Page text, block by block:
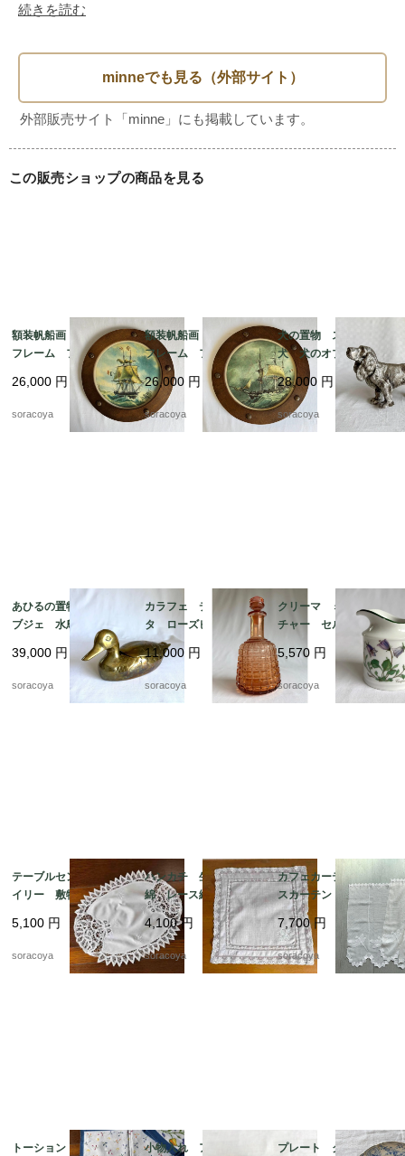
■入荷数：　　1セット
続きを読む
この販売ショップの商品を見る
額装帆船画 木製丸型
フレーム フランス
マリン 晴天 航海 19
otm18-2
26,000 円
soracoya
額装帆船画 木製丸型
フレーム フランス
マリン 荒天 航海 1
9otm18-1
26,000 円
soracoya
犬の置物 スパニエル
犬 犬のオブジェ 猟
犬 メタルオブジェ 19
otk30
28,000 円
soracoya
あひるの置物 真鍮オ
ブジェ 水鳥 小物入
れ 19otｍ14-5
39,000 円
soracoya
カラフェ デキャン
タ ローズピンク アー
ルデコ 水差し 19tw
m16
11,000 円
soracoya
クリーマ ミルクピッ
チャー セルトマンヴ
ァイデン ババリア 1
2kwew13
5,570 円
soracoya
テーブルセンター ド
イリー 敷物 レース
リネン オーバル型 12
clec3
5,100 円
soracoya
ハンカチ 生成り色木
綿 レース縁取り 白
糸刺繍 ティーナプキ
ン 19cld37
4,100円
soracoya
カフェカーテン レー
スカーテン とんぼ刺
繍 ２枚組 12cleh22
7,700円
soracoya
トーション ２枚組 キ
小物入れ アラバスタ
プレート クレイユ・